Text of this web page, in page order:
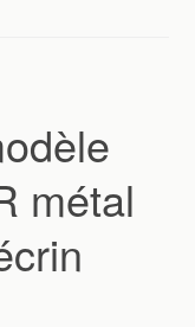
métal